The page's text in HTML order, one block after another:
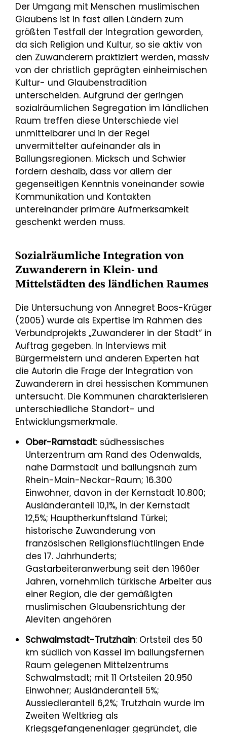
Der Umgang mit Menschen muslimischen
Glaubens ist in fast allen Ländern zum
größten Testfall der Integration geworden,
da sich Religion und Kultur, so sie aktiv von
den Zuwanderern praktiziert werden, massiv
von der christlich geprägten einheimischen
Kultur- und Glaubenstradition
unterscheiden. Aufgrund der geringen
sozialräumlichen Segregation im ländlichen
Raum treffen diese Unterschiede viel
unmittelbarer und in der Regel
unvermittelter aufeinander als in
Ballungsregionen. Micksch und Schwier
fordern deshalb, dass vor allem der
gegenseitigen Kenntnis voneinander sowie
Kommunikation und Kontakten
untereinander primäre Aufmerksamkeit
geschenkt werden muss.
Sozialräumliche Integration von
Zuwanderern in Klein- und
Mittelstädten des ländlichen Raumes
Die Untersuchung von Annegret Boos-Krüger
(2005) wurde als Expertise im Rahmen des
Verbundprojekts „Zuwanderer in der Stadt“ in
Auftrag gegeben. In Interviews mit
Bürgermeistern und anderen Experten hat
die Autorin die Frage der Integration von
Zuwanderern in drei hessischen Kommunen
untersucht. Die Kommunen charakterisieren
unterschiedliche Standort- und
Entwicklungsmerkmale.
Ober-Ramstadt: südhessisches
Unterzentrum am Rand des Odenwalds,
nahe Darmstadt und ballungsnah zum
Rhein-Main-Neckar-Raum; 16.300
Einwohner, davon in der Kernstadt 10.800;
Ausländeranteil 10,1%, in der Kernstadt
12,5%; Hauptherkunftsland Türkei;
historische Zuwanderung von
französischen Religionsflüchtlingen Ende
des 17. Jahrhunderts;
Gastarbeiteranwerbung seit den 1960er
Jahren, vornehmlich türkische Arbeiter aus
einer Region, die der gemäßigten
muslimischen Glaubensrichtung der
Aleviten angehören
Schwalmstadt-Trutzhain: Ortsteil des 50
km südlich von Kassel im ballungsfernen
Raum gelegenen Mittelzentrums
Schwalmstadt; mit 11 Ortsteilen 20.950
Einwohner; Ausländeranteil 5%;
Aussiedleranteil 6,2%; Trutzhain wurde im
Zweiten Weltkrieg als
Kriegsgefangenenlager gegründet, die